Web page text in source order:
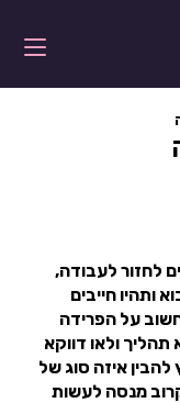
לחזור לעבודה,
ותהיו חייבים
על הפרידה
ולאו דווקא
איזה סוג של
מנסה לעשות